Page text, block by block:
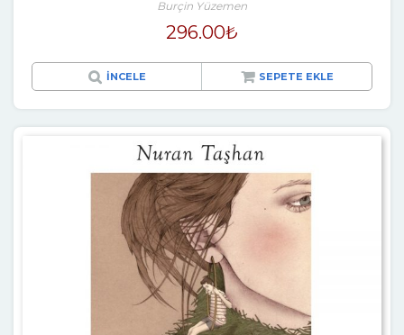
Burçin Yüzemen
296.00₺
İNCELE SEPETE EKLE